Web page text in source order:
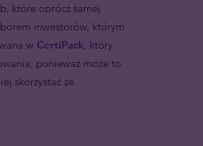
które oprócz samej
inwestorów, którym
w CertiPack, który
ponieważ może to
skorzystać ze